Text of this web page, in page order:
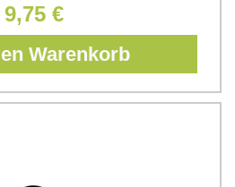
9,75 €
Warenkorb